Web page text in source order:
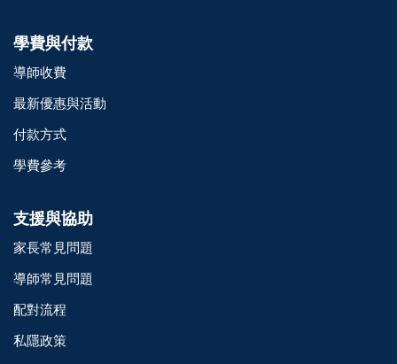
學費與付款
導師收費
最新優惠與活動
付款方式
學費參考
支援與協助
家長常見問題
導師常見問題
配對流程
私隱政策